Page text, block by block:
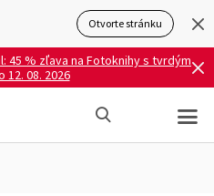
Otvorte stránku
45 % zľava na Fotoknihy s tvrdým
12. 08. 2026